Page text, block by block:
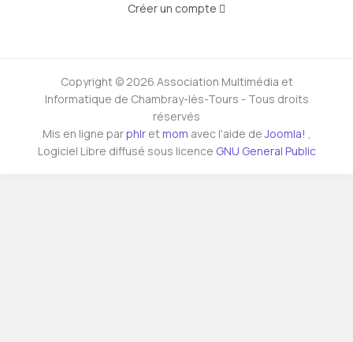
Créer un compte
Copyright © 2026 Association Multimédia et
Informatique de Chambray-lès-Tours - Tous droits
réservés
Mis en ligne parphlretmom avec l'aide deJoomla! ,
Logiciel Libre diffusé sous licence GNU General Public